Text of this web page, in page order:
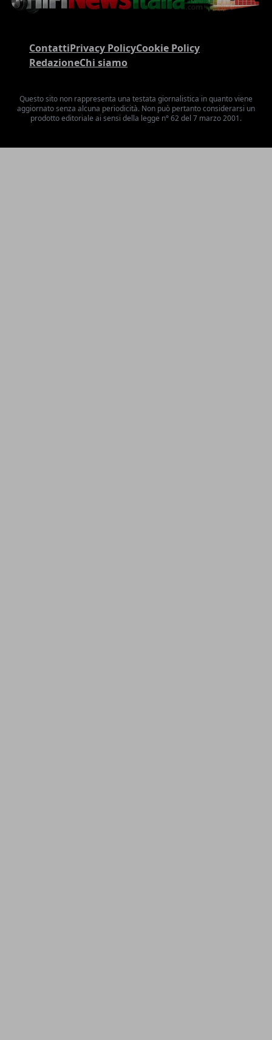
ContattiPrivacy PolicyCookie Policy
RedazioneChi siamo
Questo sito non rappresenta una testata giornalistica in quanto viene
aggiornato senza alcuna periodicità. Non può pertanto considerarsi un
prodotto editoriale ai sensi della legge n° 62 del 7 marzo 2001.